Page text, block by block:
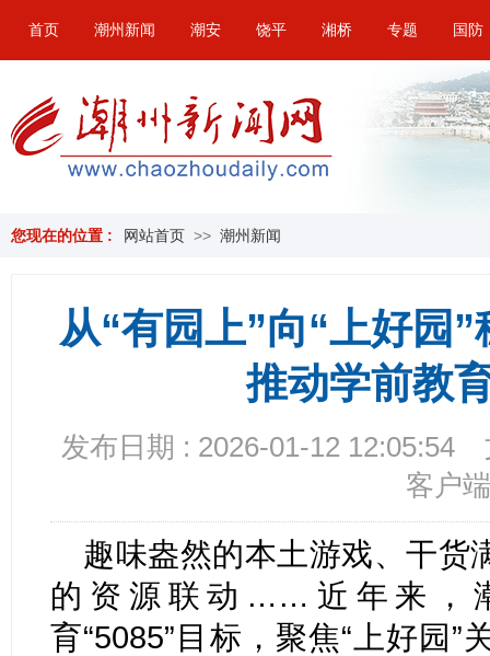
首页 潮州新闻 潮安 饶平 湘桥 专题 国防
您现在的位置 : 网站首页 >> 潮州新闻
从“有园上”向“上好园
推动学前教
发布日期 : 2026-01-12 12:05:54
客户端
趣味盎然的本土游戏、干货
的资源联动……近年来，
育“5085”目标，聚焦“上好园